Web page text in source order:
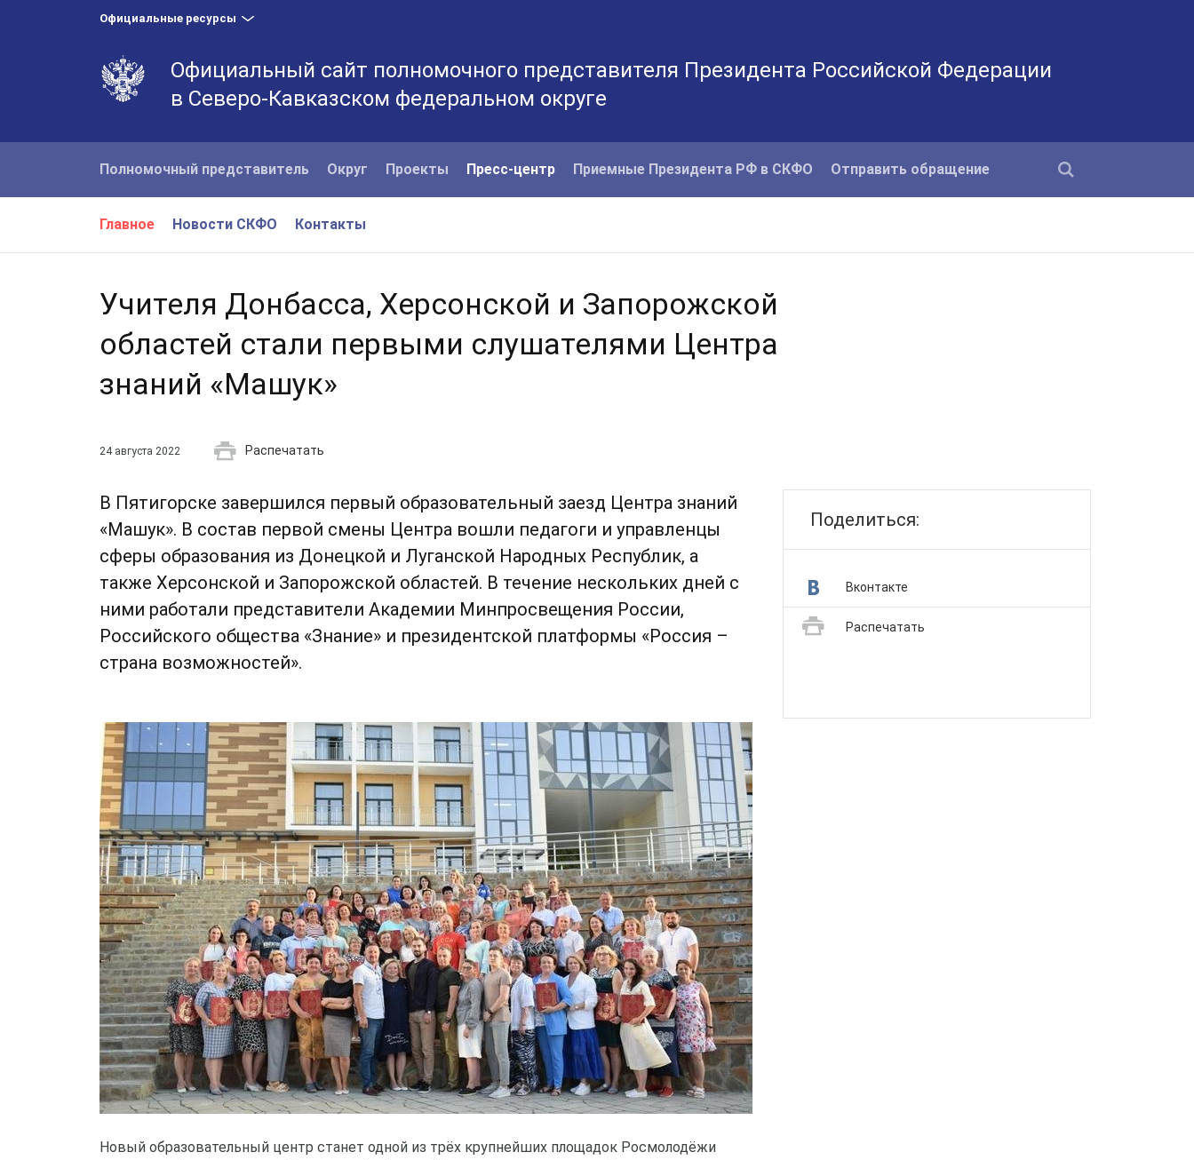
Официальные ресурсы
Официальный сайт полномочного представителя Президента Российской Федерации
в Северо-Кавказском федеральном округе
Полномочный представитель Округ Проекты Пресс-центр Приемные Президента РФ в СКФО Отправить обращение
Главное Новости СКФО Контакты
Учителя Донбасса, Херсонской и Запорожской
областей стали первыми слушателями Центра
знаний «Машук»
24 августа 2022 Распечатать
В Пятигорске завершился первый образовательный заезд Центра знаний
«Машук». В состав первой смены Центра вошли педагоги и управленцы
сферы образования из Донецкой и Луганской Народных Республик, а
также Херсонской и Запорожской областей. В течение нескольких дней с
ними работали представители Академии Минпросвещения России,
Российского общества «Знание» и президентской платформы «Россия –
страна возможностей».
Новый образовательный центр станет одной из трёх крупнейших площадок Росмолодёжи
Поделиться:
Вконтакте
Распечатать